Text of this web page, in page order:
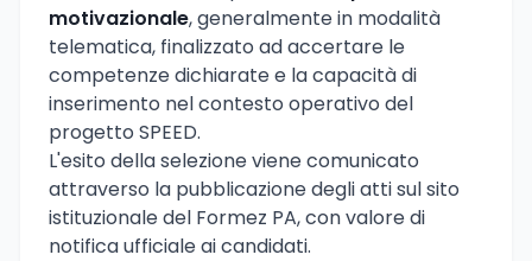
motivazionale, generalmente in modalità
telematica, finalizzato ad accertare le
competenze dichiarate e la capacità di
inserimento nel contesto operativo del
progetto SPEED.
L'esito della selezione viene comunicato
attraverso la pubblicazione degli atti sul sito
istituzionale del Formez PA, con valore di
notifica ufficiale ai candidati.